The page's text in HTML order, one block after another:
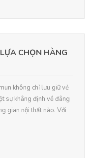
CHỌN HÀNG
không chỉ lưu giữ vẻ
sự khẳng định về đẳng
gian nội thất nào. Với